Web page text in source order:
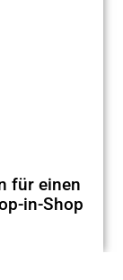
für einen
in-Shop